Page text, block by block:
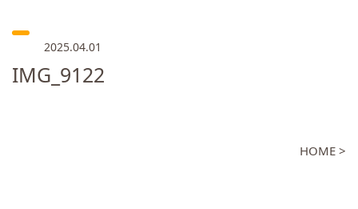
2025.04.01
IMG_9122
HOME >